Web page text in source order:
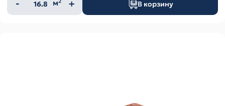
Количество
товара
м² В корзину